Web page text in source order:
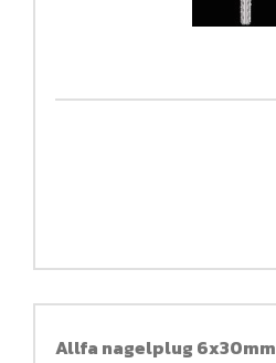
Allfa nagelplug 6x30mm